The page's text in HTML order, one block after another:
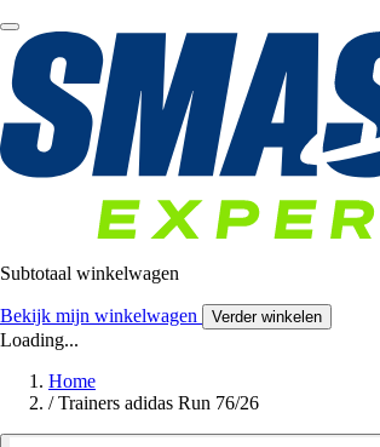
Subtotaal winkelwagen
Bekijk mijn winkelwagen Verder winkelen
Loading...
Home
/ Trainers adidas Run 76/26